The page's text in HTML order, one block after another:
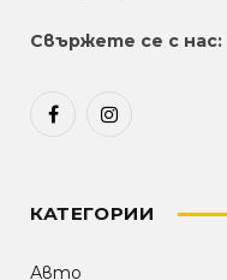
Свържете се с нас:
FacebookInstagram
КАТЕГОРИИ
Авто